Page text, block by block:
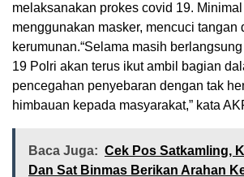
melaksanakan prokes covid 19.
menggunakan masker, mencuci tangan
kerumunan.“Selama masih
19 Polri akan terus ikut ambil bagian
pencegahan penyebaran dengan tak
himbauan kepada masyarakat,” kata
Baca Juga: Cek Pos Satkamling,
Dan Sat Binmas Berikan Arahan